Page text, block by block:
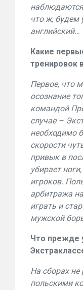
что ж, будем
английский…
Какие
тренировок
Первое, что
осознание
командой
случае –
необходимо
скорости
привык в
убирает
игроков.
арбитража
играть и
мужской
Что прежде
На сборах не
польскими